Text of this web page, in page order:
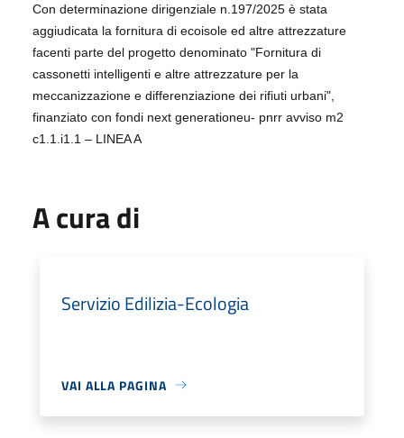
Con determinazione dirigenziale n.197/2025 è stata
aggiudicata la fornitura di ecoisole ed altre attrezzature
facenti parte del progetto denominato "Fornitura di
cassonetti intelligenti e altre attrezzature per la
meccanizzazione e differenziazione dei rifiuti urbani",
finanziato con fondi next generationeu- pnrr avviso m2
c1.1.i1.1 – LINEA A
A cura di
Servizio Edilizia-Ecologia
VAI ALLA PAGINA